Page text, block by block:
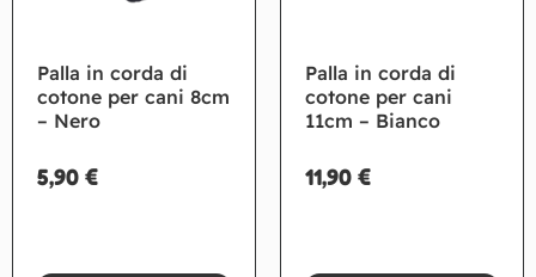
Palla in corda di
cotone per cani 8cm
– Nero
5,90 €
Palla in corda di
cotone per cani
11cm – Bianco
11,90 €